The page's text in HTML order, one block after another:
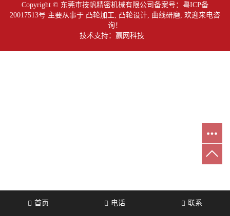
Copyright © 东莞市技帆精密机械有限公司备案号： 粤ICP备
20017513号 主要从事于 凸轮加工 凸轮设计 曲线研磨 , 欢迎来电咨
询！
技术支持：赢网科技
首页 电话 联系